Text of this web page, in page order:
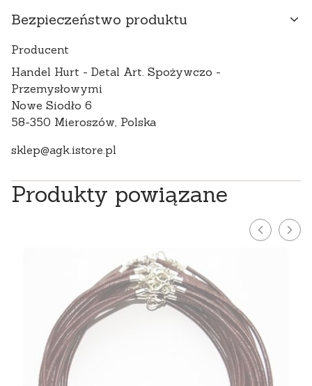
Bezpieczeństwo produktu
Producent
Handel Hurt - Detal Art. Spożywczo -
Przemysłowymi
Nowe Siodło 6
58-350 Mieroszów, Polska
sklep@agk.istore.pl
Produkty powiązane